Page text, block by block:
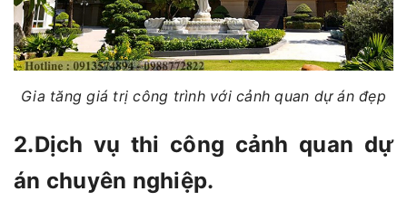
Gia tăng giá trị công trình với cảnh quan dự án đẹp
2.Dịch vụ thi công cảnh quan dự
án chuyên nghiệp.